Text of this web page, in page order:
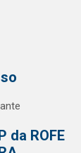
da ROFE